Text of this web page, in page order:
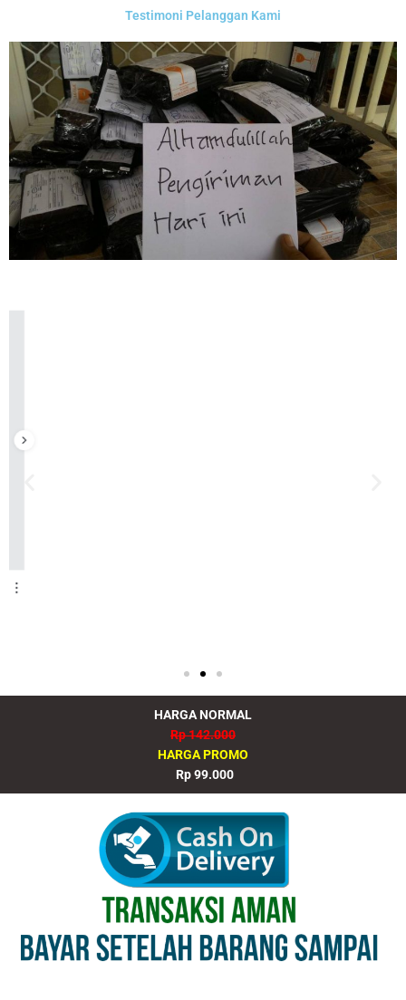
Testimoni Pelanggan Kami
HARGA NORMAL
Rp 142.000
HARGA PROMO
Rp 99.000